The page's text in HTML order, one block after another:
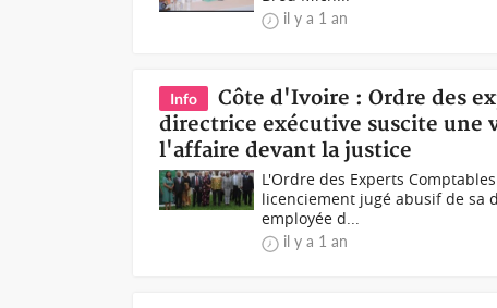
il y a 1 an
Info
Côte d'Ivoire : Ordre des
directrice exécutive suscite une
l'affaire devant la justice
L'Ordre des Experts
licenciement jugé abusif de sa
employée d...
il y a 1 an